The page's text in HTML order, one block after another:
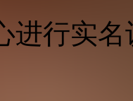
进行实名